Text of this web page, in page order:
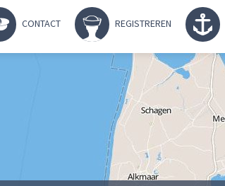
CONTACT REGISTREREN